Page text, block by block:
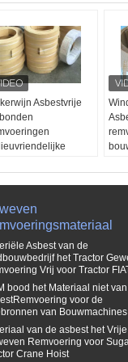
Asbestvrije
≤500mm
Windas, Sugar
Lift, Kraan, Mixer,
vrij
Asbest van de
het Tractor
Vrij voor Tractor
bood het Materiaal niet
voor de
van
van de asbest het Vrije
Remvoering voor
Crane Hoist